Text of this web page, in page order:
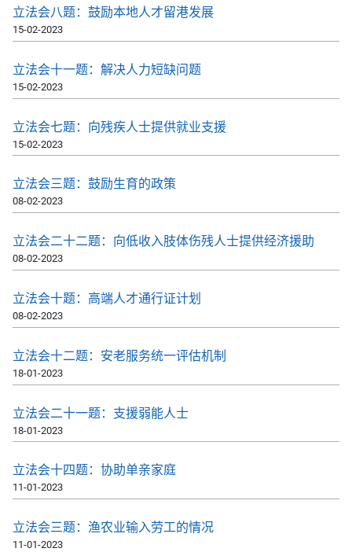
​​立法会八题：鼓励本地人才留港发展
15-02-2023
​​立法会十一题：解决人力短缺问题
15-02-2023
​​立法会七题：向残疾人士提供就业支援
15-02-2023
​立法会三题：鼓励生育的政策
08-02-2023
​立法会二十二题：向低收入肢体伤残人士提供经济援助
08-02-2023
​立法会十题：高端人才通行证计划
08-02-2023
​立法会十二题：安老服务统一评估机制
18-01-2023
​立法会二十一题：支援弱能人士
18-01-2023
立法会十四题：协助单亲家庭
11-01-2023
立法会三题：渔农业输入劳工的情况
11-01-2023